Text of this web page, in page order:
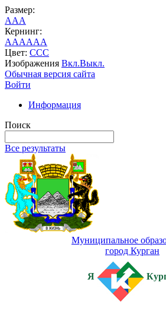
Размер:
AAA
Кернинг:
AAAAAA
Цвет: CCC
Изображения Вкл.Выкл.
Обычная версия сайта
Войти
Информация
Поиск
Все результаты
Муниципальное
город Курган
Я